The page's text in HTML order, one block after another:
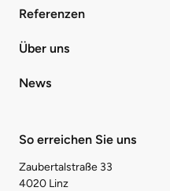
Referenzen
Über uns
News
So erreichen Sie uns
Zaubertalstraße 33
4020 Linz